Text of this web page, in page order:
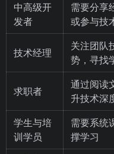
中高级开
发者
需要分享
或参与技
技术经理
关注团队
势，寻找
求职者
通过阅读
升技术深
学生与培
训学员
需要系统
撑学习